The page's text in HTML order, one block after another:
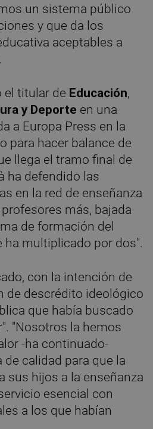
un sistema público
y que da los
aceptables a
el titular de Educación,
y Deporte en una
a Europa Press en la
para hacer balance de
llega el tramo final de
ha defendido las
en la red de enseñanza
más, bajada
de formación del
ha multiplicado por dos".
con la intención de
de descrédito ideológico
que había buscado
"Nosotros la hemos
-ha continuado-
calidad para que la
sus hijos a la enseñanza
esencial con
a los que habían